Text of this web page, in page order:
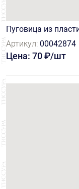
Пуговица из
алл, розовая
Артикул: 00042874
Цена: 70 ₽/шт